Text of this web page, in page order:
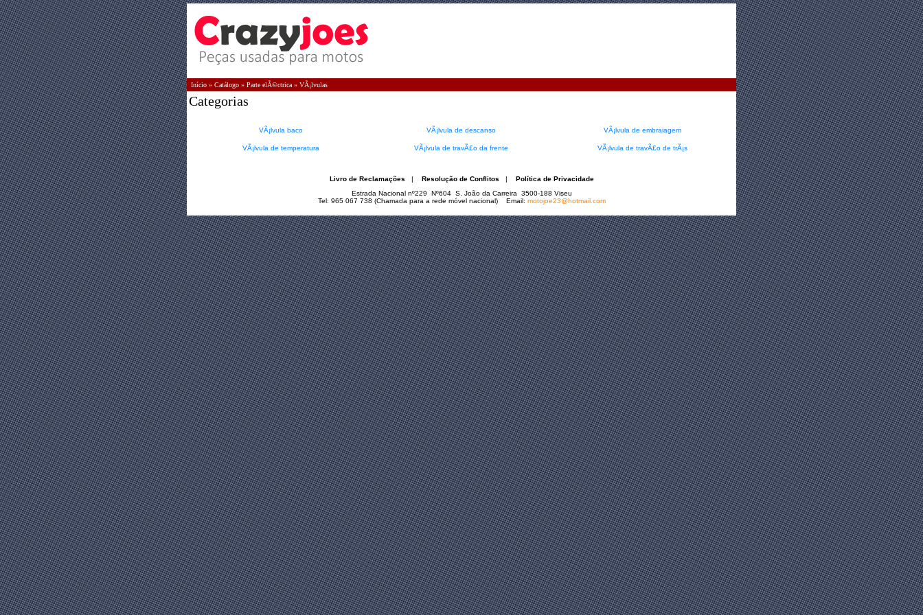
Início » Catálogo » Parte elÃ©ctrica » VÃ¡lvulas
Categorias
VÃ¡lvula baco VÃ¡lvula de descanso VÃ¡lvula de embraiagem
VÃ¡lvula de temperatura VÃ¡lvula de travÃ£o da frente VÃ¡lvula de travÃ£o de trÃ¡s
Livro de Reclamações | Resolução de Conflitos | Política de Privacidade
Estrada Nacional nº229 Nº604 S. João da Carreira 3500-188 Viseu
Tel: 965 067 738 (Chamada para a rede móvel nacional) Email: motojoe23@hotmail.com